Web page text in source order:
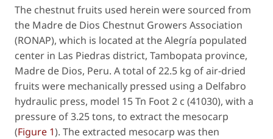
The chestnut fruits used herein were sourced from
the Madre de Dios Chestnut Growers Association
(RONAP), which is located at the Alegría populated
center in Las Piedras district, Tambopata province,
Madre de Dios, Peru. A total of 22.5 kg of air-dried
fruits were mechanically pressed using a Delfabro
hydraulic press, model 15 Tn Foot 2 c (41030), with a
pressure of 3.25 tons, to extract the mesocarp
(Figure 1). The extracted mesocarp was then